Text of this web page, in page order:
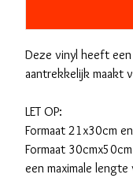
Deze vinyl heeft
aantrekkelijk maakt
LET OP:
Formaat 21x30cm
Formaat
een maximale